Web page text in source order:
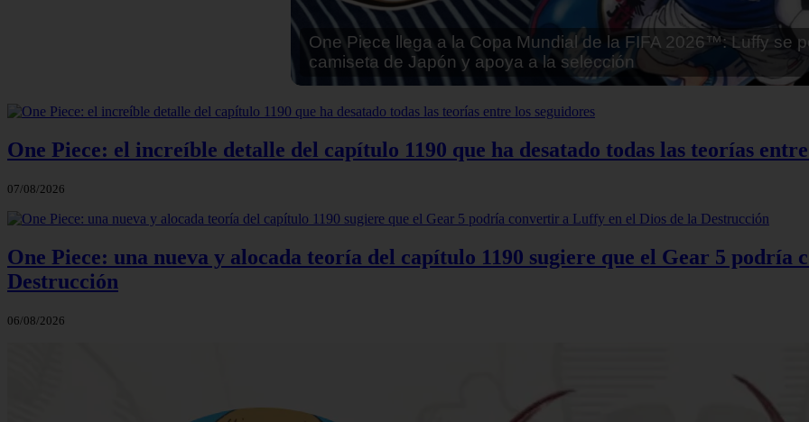
One Piece: el increíble detalle del capítulo 1190 que ha desatado todas las teorías
07/08/2026
One Piece: una nueva y alocada teoría del capítulo 1190 sugiere que el Gear 5
Destrucción
06/08/2026